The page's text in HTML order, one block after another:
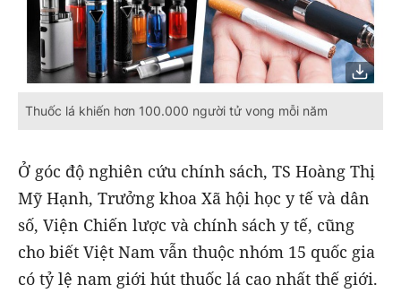
Thuốc lá khiến hơn 100.000 người tử vong mỗi năm
Ở góc độ nghiên cứu chính sách, TS Hoàng Thị
Mỹ Hạnh, Trưởng khoa Xã hội học y tế và dân
số, Viện Chiến lược và chính sách y tế, cũng
cho biết Việt Nam vẫn thuộc nhóm 15 quốc gia
có tỷ lệ nam giới hút thuốc lá cao nhất thế giới.